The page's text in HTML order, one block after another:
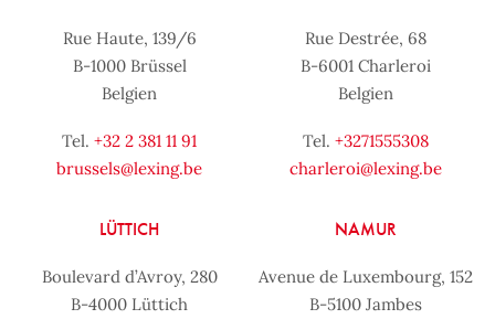
Rue Haute, 139/6
B-1000 Brüssel
Belgien
Tel. +32 2 381 11 91
brussels@lexing.be
Rue Destrée, 68
B-6001 Charleroi
Belgien
Tel. +3271555308
charleroi@lexing.be
LÜTTICH
Boulevard d’Avroy, 280
B-4000 Lüttich
NAMUR
Avenue de Luxembourg, 152
B-5100 Jambes